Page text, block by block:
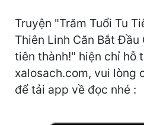
Hệ Thống
Học Đường
Khoa Huyễn Không Gian
Truyện "Trăm Tuổi Tu
Thiên Linh Căn Bắt Đầu
tiên thành!" hiện chỉ hỗ
xalosach.com, vui lòng
để tải app về đọc nhé :